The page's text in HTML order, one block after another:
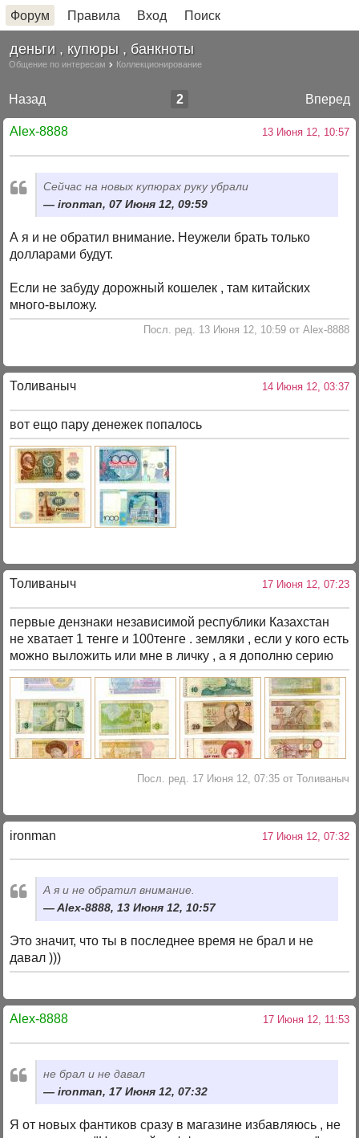
Форум Правила Вход Поиск
деньги , купюры , банкноты
Общение по интересам Коллекционирование
Назад Вперед
2
Alex-8888 13 Июня 12, 10:57
Сейчас на новых купюрах руку убрали
ironman, 07 Июня 12, 09:59
А я и не обратил внимание. Неужели брать только
долларами будут.
Если не забуду дорожный кошелек , там китайских
много-выложу.
Посл. ред. 13 Июня 12, 10:59 от Alex-8888
Толиваныч 14 Июня 12, 03:37
вот ещо пару денежек попалось
Толиваныч 17 Июня 12, 07:23
первые дензнаки независимой республики Казахстан
не хватает 1 тенге и 100тенге . земляки , если у кого есть
можно выложить или мне в личку , а я дополню серию
Посл. ред. 17 Июня 12, 07:35 от Толиваныч
ironman 17 Июня 12, 07:32
А я и не обратил внимание.
Alex-8888, 13 Июня 12, 10:57
Это значит, что ты в последнее время не брал и не
давал )))
Alex-8888 17 Июня 12, 11:53
не брал и не давал
ironman, 17 Июня 12, 07:32
Я от новых фантиков сразу в магазине избавляюсь , не